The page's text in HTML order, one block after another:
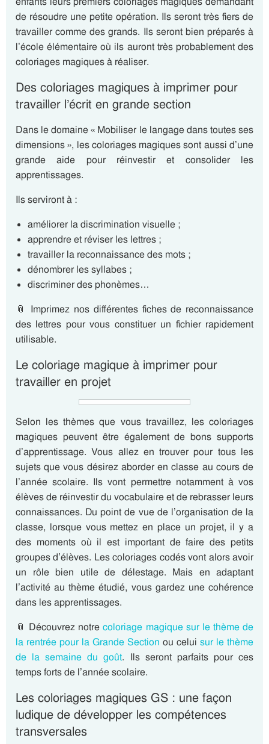
de résoudre une petite opération. Ils seront très fiers de
travailler comme des grands. Ils seront bien préparés à
l’école élémentaire où ils auront très probablement des
coloriages magiques à réaliser.
Des coloriages magiques à imprimer pour
travailler l’écrit en grande section
Dans le domaine « Mobiliser le langage dans toutes ses
dimensions », les coloriages magiques sont aussi d’une
grande aide pour réinvestir et consolider les
apprentissages.
Ils serviront à :
améliorer la discrimination visuelle ;
apprendre et réviser les lettres ;
travailler la reconnaissance des mots ;
dénombrer les syllabes ;
discriminer des phonèmes…
📎 Imprimez nos différentes fiches de reconnaissance
des lettres pour vous constituer un fichier rapidement
utilisable.
Le coloriage magique à imprimer pour
travailler en projet
Selon les thèmes que vous travaillez, les coloriages
magiques peuvent être également de bons supports
d’apprentissage. Vous allez en trouver pour tous les
sujets que vous désirez aborder en classe au cours de
l’année scolaire. Ils vont permettre notamment à vos
élèves de réinvestir du vocabulaire et de rebrasser leurs
connaissances. Du point de vue de l’organisation de la
classe, lorsque vous mettez en place un projet, il y a
des moments où il est important de faire des petits
groupes d’élèves. Les coloriages codés vont alors avoir
un rôle bien utile de délestage. Mais en adaptant
l’activité au thème étudié, vous gardez une cohérence
dans les apprentissages.
📎 Découvrez notrecoloriage magique sur le thème de
la rentrée pour la Grande Section ou celui sur le thème
de la semaine du goût. Ils seront parfaits pour ces
temps forts de l’année scolaire.
Les coloriages magiques GS : une façon
ludique de développer les compétences
transversales